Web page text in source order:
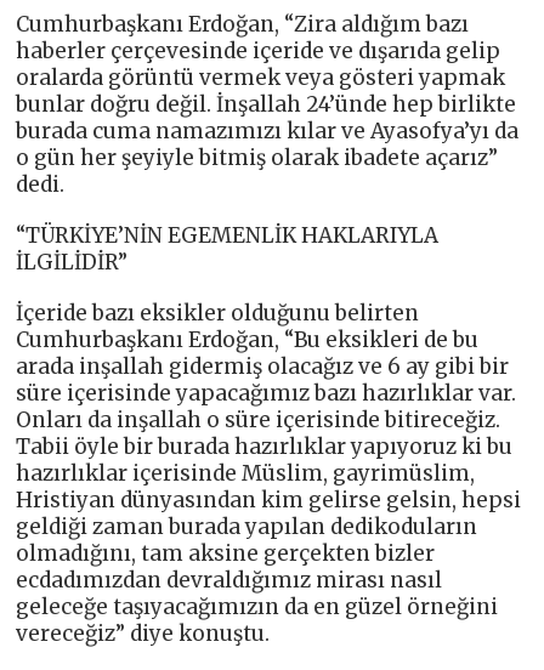
Cumhurbaşkanı Erdoğan, “Zira aldığım bazı
haberler çerçevesinde içeride ve dışarıda gelip
oralarda görüntü vermek veya gösteri yapmak
bunlar doğru değil. İnşallah 24’ünde hep birlikte
burada cuma namazımızı kılar ve Ayasofya’yı da
o gün her şeyiyle bitmiş olarak ibadete açarız”
dedi.
“TÜRKİYE’NİN EGEMENLİK HAKLARIYLA
İLGİLİDİR”
İçeride bazı eksikler olduğunu belirten
Cumhurbaşkanı Erdoğan, “Bu eksikleri de bu
arada inşallah gidermiş olacağız ve 6 ay gibi bir
süre içerisinde yapacağımız bazı hazırlıklar var.
Onları da inşallah o süre içerisinde bitireceğiz.
Tabii öyle bir burada hazırlıklar yapıyoruz ki bu
hazırlıklar içerisinde Müslim, gayrimüslim,
Hristiyan dünyasından kim gelirse gelsin, hepsi
geldiği zaman burada yapılan dedikoduların
olmadığını, tam aksine gerçekten bizler
ecdadımızdan devraldığımız mirası nasıl
geleceğe taşıyacağımızın da en güzel örneğini
vereceğiz” diye konuştu.